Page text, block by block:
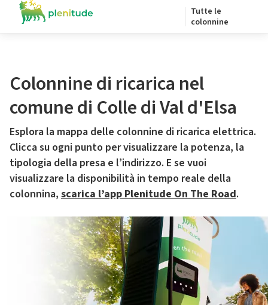
Tutte le
colonnine
Colonnine di ricarica nel
comune di Colle di Val d'Elsa
Esplora la mappa delle colonnine di ricarica elettrica.
Clicca su ogni punto per visualizzare la potenza, la
tipologia della presa e l’indirizzo. E se vuoi
visualizzare la disponibilità in tempo reale della
colonnina, scarica l’app Plenitude On The Road.